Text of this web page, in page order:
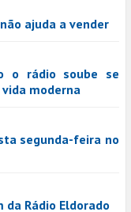
ajuda a vender
o rádio soube se
moderna
segunda-feira no
da Rádio Eldorado